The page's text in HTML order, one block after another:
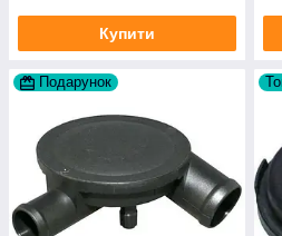
Купити
Подарунок